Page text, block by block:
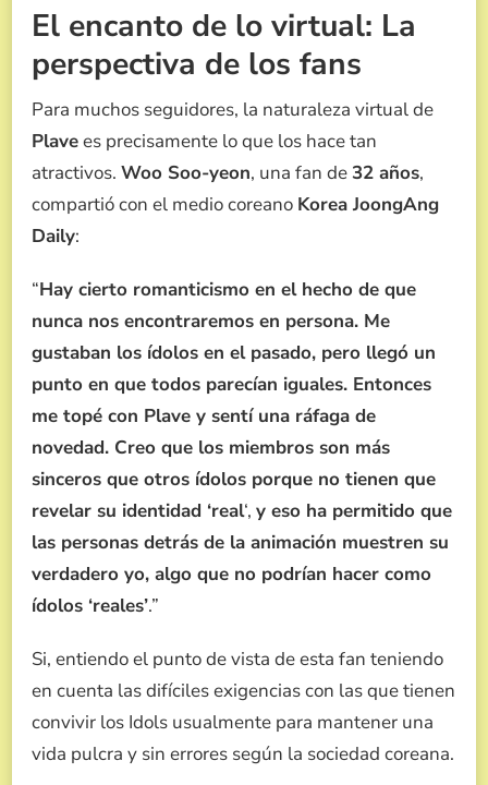
El encanto de lo virtual: La
perspectiva de los fans
Para muchos seguidores, la naturaleza virtual de
Plavees precisamente lo que los hace tan
atractivos. Woo Soo-yeon, una fan de32 años,
compartió con el medio coreano Korea JoongAng
Daily:
“Hay cierto romanticismo en el hecho de que
nunca nos encontraremos en persona. Me
gustaban los ídolos en el pasado, pero llegó un
punto en que todos parecían iguales. Entonces
me topé con Plave y sentí una ráfaga de
novedad. Creo que los miembros son más
sinceros que otros ídolos porque no tienen que
revelar su identidad ‘real‘, y eso ha permitido que
las personas detrás de la animación muestren su
verdadero yo, algo que no podrían hacer como
ídolos ‘reales’.”
Si, entiendo el punto de vista de esta fan teniendo
en cuenta las difíciles exigencias con las que tienen
convivir los Idols usualmente para mantener una
vida pulcra y sin errores según la sociedad coreana.